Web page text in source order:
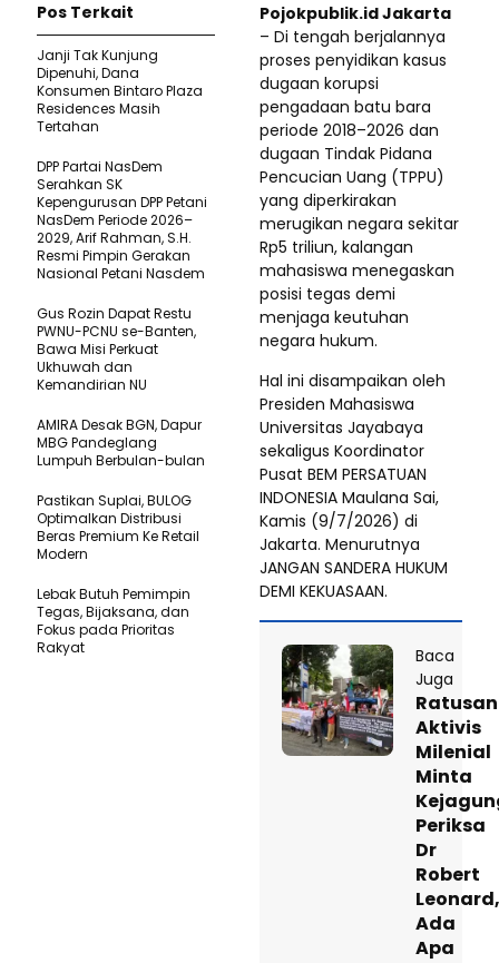
Pojokpublik.id Jakarta
– Di tengah berjalannya
proses penyidikan kasus
dugaan korupsi
pengadaan batu bara
periode 2018–2026 dan
dugaan Tindak Pidana
Pencucian Uang (TPPU)
yang diperkirakan
merugikan negara sekitar
Rp5 triliun, kalangan
mahasiswa menegaskan
posisi tegas demi
menjaga keutuhan
negara hukum.
Hal ini disampaikan oleh
Presiden Mahasiswa
Universitas Jayabaya
sekaligus Koordinator
Pusat BEM PERSATUAN
INDONESIA Maulana Sai,
Kamis (9/7/2026) di
Jakarta. Menurutnya
JANGAN SANDERA HUKUM
DEMI KEKUASAAN.
Baca
Juga
Ratusan
Aktivis
Milenial
Minta
Periksa
Dr
Robert
Leonard,
Ada
Apa
Pos Terkait
Janji Tak Kunjung
Dipenuhi, Dana
Konsumen Bintaro Plaza
Residences Masih
Tertahan
DPP Partai NasDem
Serahkan SK
Kepengurusan DPP Petani
NasDem Periode 2026–
2029, Arif Rahman, S.H.
Resmi Pimpin Gerakan
Nasional Petani Nasdem
Gus Rozin Dapat Restu
PWNU-PCNU se-Banten,
Bawa Misi Perkuat
Ukhuwah dan
Kemandirian NU
AMIRA Desak BGN, Dapur
MBG Pandeglang
Lumpuh Berbulan-bulan
Pastikan SupIai, BULOG
Optimalkan Distribusi
Beras Premium Ke Retail
Modern
Lebak Butuh Pemimpin
Tegas, Bijaksana, dan
Fokus pada Prioritas
Rakyat